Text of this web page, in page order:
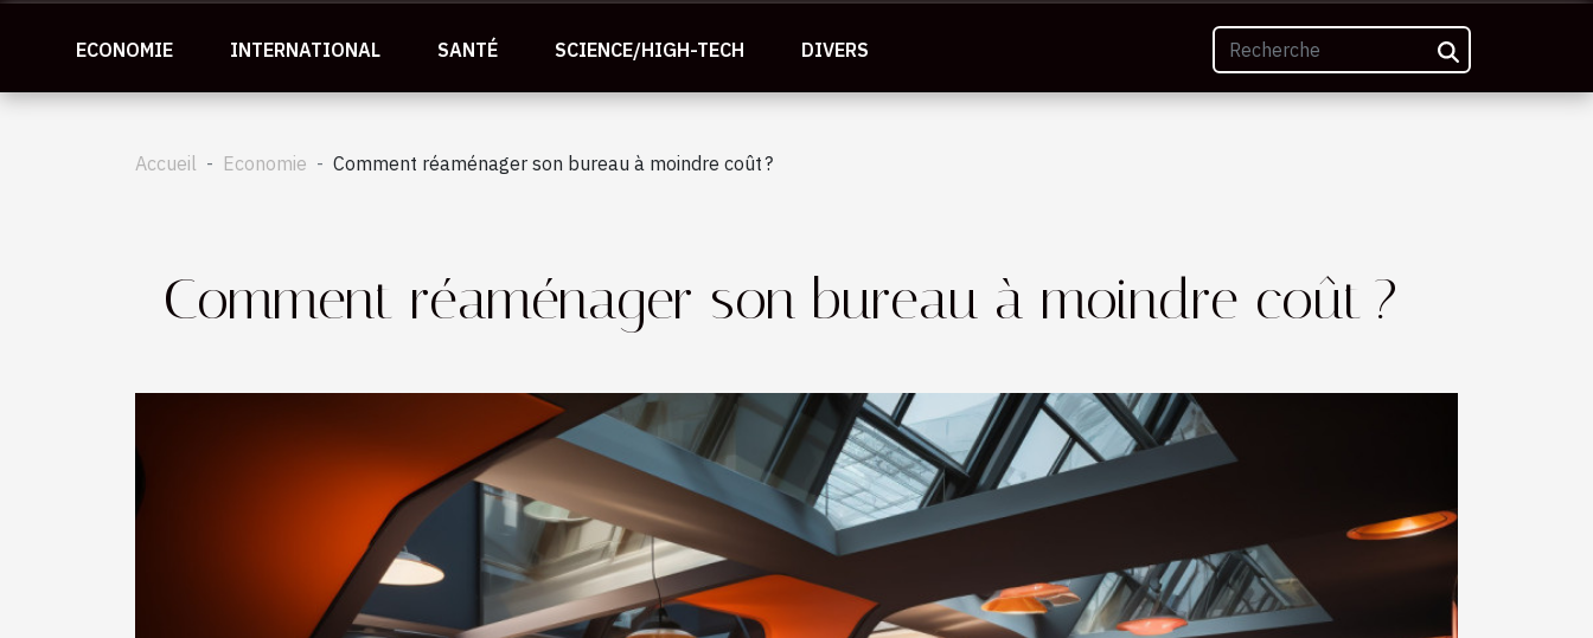
ECONOMIE INTERNATIONAL SANTÉ SCIENCE/HIGH-TECH DIVERS
Accueil Economie Comment réaménager son bureau à moindre coût ?
Comment réaménager son bureau à moindre coût ?